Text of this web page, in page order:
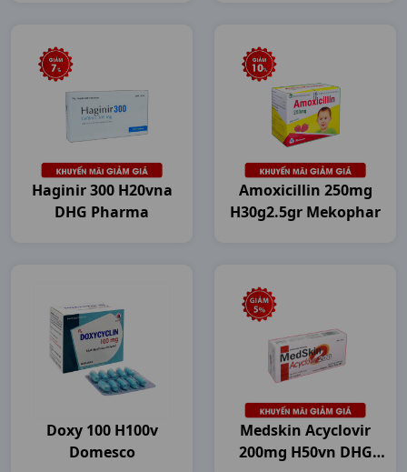
Haginir 300 H20vna
DHG Pharma
Amoxicillin 250mg
H30g2.5gr Mekophar
Doxy 100 H100v
Domesco
Medskin Acyclovir
200mg H50vn DHG